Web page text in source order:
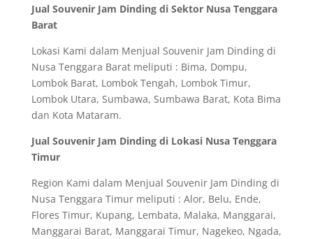
Jual Souvenir Jam Dinding di Sektor Nusa Tenggara
Barat
Lokasi Kami dalam Menjual Souvenir Jam Dinding di
Nusa Tenggara Barat meliputi : Bima, Dompu,
Lombok Barat, Lombok Tengah, Lombok Timur,
Lombok Utara, Sumbawa, Sumbawa Barat, Kota Bima
dan Kota Mataram.
Jual Souvenir Jam Dinding di Lokasi Nusa Tenggara
Timur
Region Kami dalam Menjual Souvenir Jam Dinding di
Nusa Tenggara Timur meliputi : Alor, Belu, Ende,
Flores Timur, Kupang, Lembata, Malaka, Manggarai,
Manggarai Barat, Manggarai Timur, Nagekeo, Ngada,